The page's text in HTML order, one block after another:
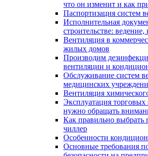
что он изменит и как
Паспортизация систем
Исполнительная
строительстве:
Вентиляция в
жилых домов
Производим
вентиляции и
Обслуживание систем
медицинских
Вентиляция
Эксплуатация торговых
нужно обращать
Как правильно
чиллер
Особенности
Основные требования